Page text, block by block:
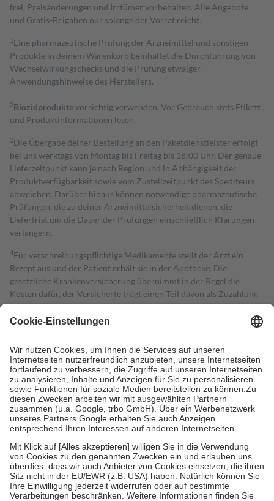
frei. Preisänderungen und Irrtümer vorbehalten. Alle Angebote
und Gratis-Beigaben nur solange der Vorrat reicht.
1 Eine pharmazeutische Prüfung der Arzneimittel und sonstigen
Produkte in deinem Warenkorb beinhaltet die Durchführung von
Wechselwirkungschecks und die Prüfung etwaiger
Anwendungshinweise des Herstellers.
2Biozidproduktevorsichtig verwenden. Vor Gebrauch stets Etikett
und Produktinformationen lesen.
3Die Übergabe deiner Bestellung an den Paketdienstleister erfolgt
bei uns werktags von Montag bis Freitag bis 18:00 Uhr. Der genaue
Lieferzeitpunkt kann je nach Region und in Abhängigkeit der
Produktverfügbarkeit sowie vom Zustellzeitpunkt des Spediteurs
abweichen. Darüber hinaus können notwendige pharmazeutische
Prüfungen, die zu deiner Arzneimittelsicherheit dienen, die
Lieferfrist um die Dauer der Prüfungen einschließlich Klärungen
verlängern.
4Für verschreibungspflichtige Medikamente stellt der Arzt ein
Rezept aus und der Patient erhält sie in der Apotheke. Die
gesetzliche Krankenversicherung übernimmt in der Regel die
Kosten dafür, der Versicherte trägt einen Teil davon als Zuzahlung
mit.
Grundsätzlich leisten Mitglieder Zuzahlungen in Höhe von zehn
höchstens zehn Euro.
Es sind jedoch nie mehr als die tatsächlichen
Kosten der Leistung zu entrichten.
Diese Regeln gelten grundsätzlich auch für Online-Apotheken.
Bei Heilmitteln und häuslicher Krankenpflege beträgt die
Zuzahlung zehn Prozent der Kosten sowie zehn Euro je
Verordnung.
Um das Engagement der Versicherten für ihre eigene Gesundheit zu
stärken und die besondere Stellung der Familie zu unterstützen,
fallenkeine Zuzahlungenan bei:
• Kindern und Jugendlichen bis zum vollendeten 18. Lebensjahr
mit Ausnahme der Fahrkosten
• Untersuchungen zur Vorsorge und Früherkennung, die von der